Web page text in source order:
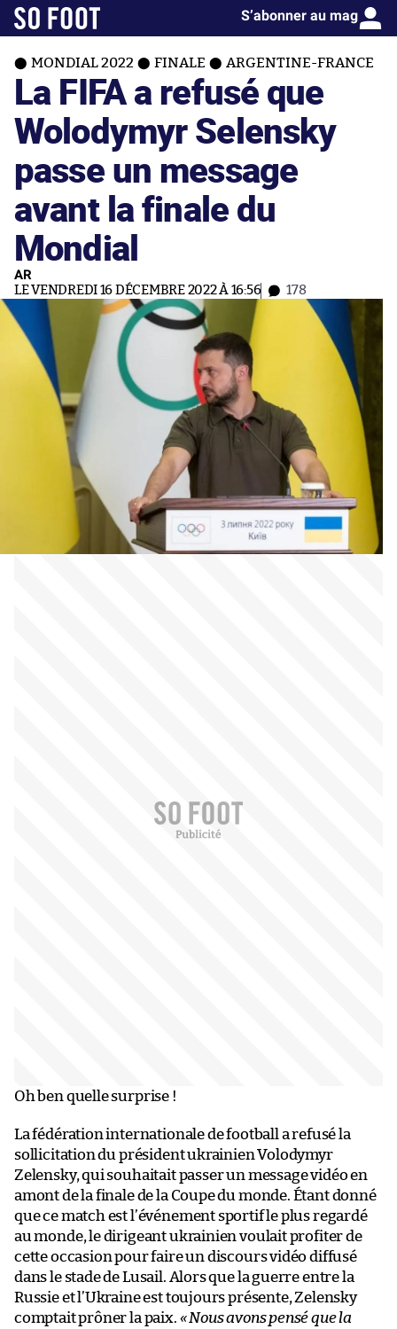
S’abonner au mag
MONDIAL 2022 FINALE ARGENTINE-FRANCE
La FIFA a refusé que
Wolodymyr Selensky
passe un message
avant la finale du
Mondial
AR
LE VENDREDI 16 DÉCEMBRE 2022 À 16:56 178
Oh ben quelle surprise !
La fédération internationale de football a refusé la
sollicitation du président ukrainien Volodymyr
Zelensky, qui souhaitait passer un message vidéo en
amont de la finale de la Coupe du monde. Étant donné
que ce match est l’événement sportif le plus regardé
au monde, le dirigeant ukrainien voulait profiter de
cette occasion pour faire un discours vidéo diffusé
dans le stade de Lusail. Alors que la guerre entre la
Russie et l’Ukraine est toujours présente, Zelensky
comptait prôner la paix. « Nous avons pensé que la